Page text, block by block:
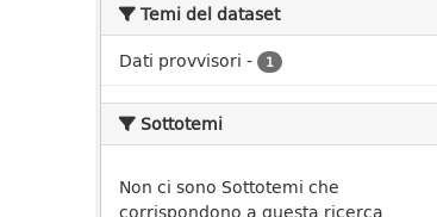
Temi del dataset
Dati provvisori - 1
Sottotemi
Non ci sono Sottotemi che
corrispondono a questa ricerca